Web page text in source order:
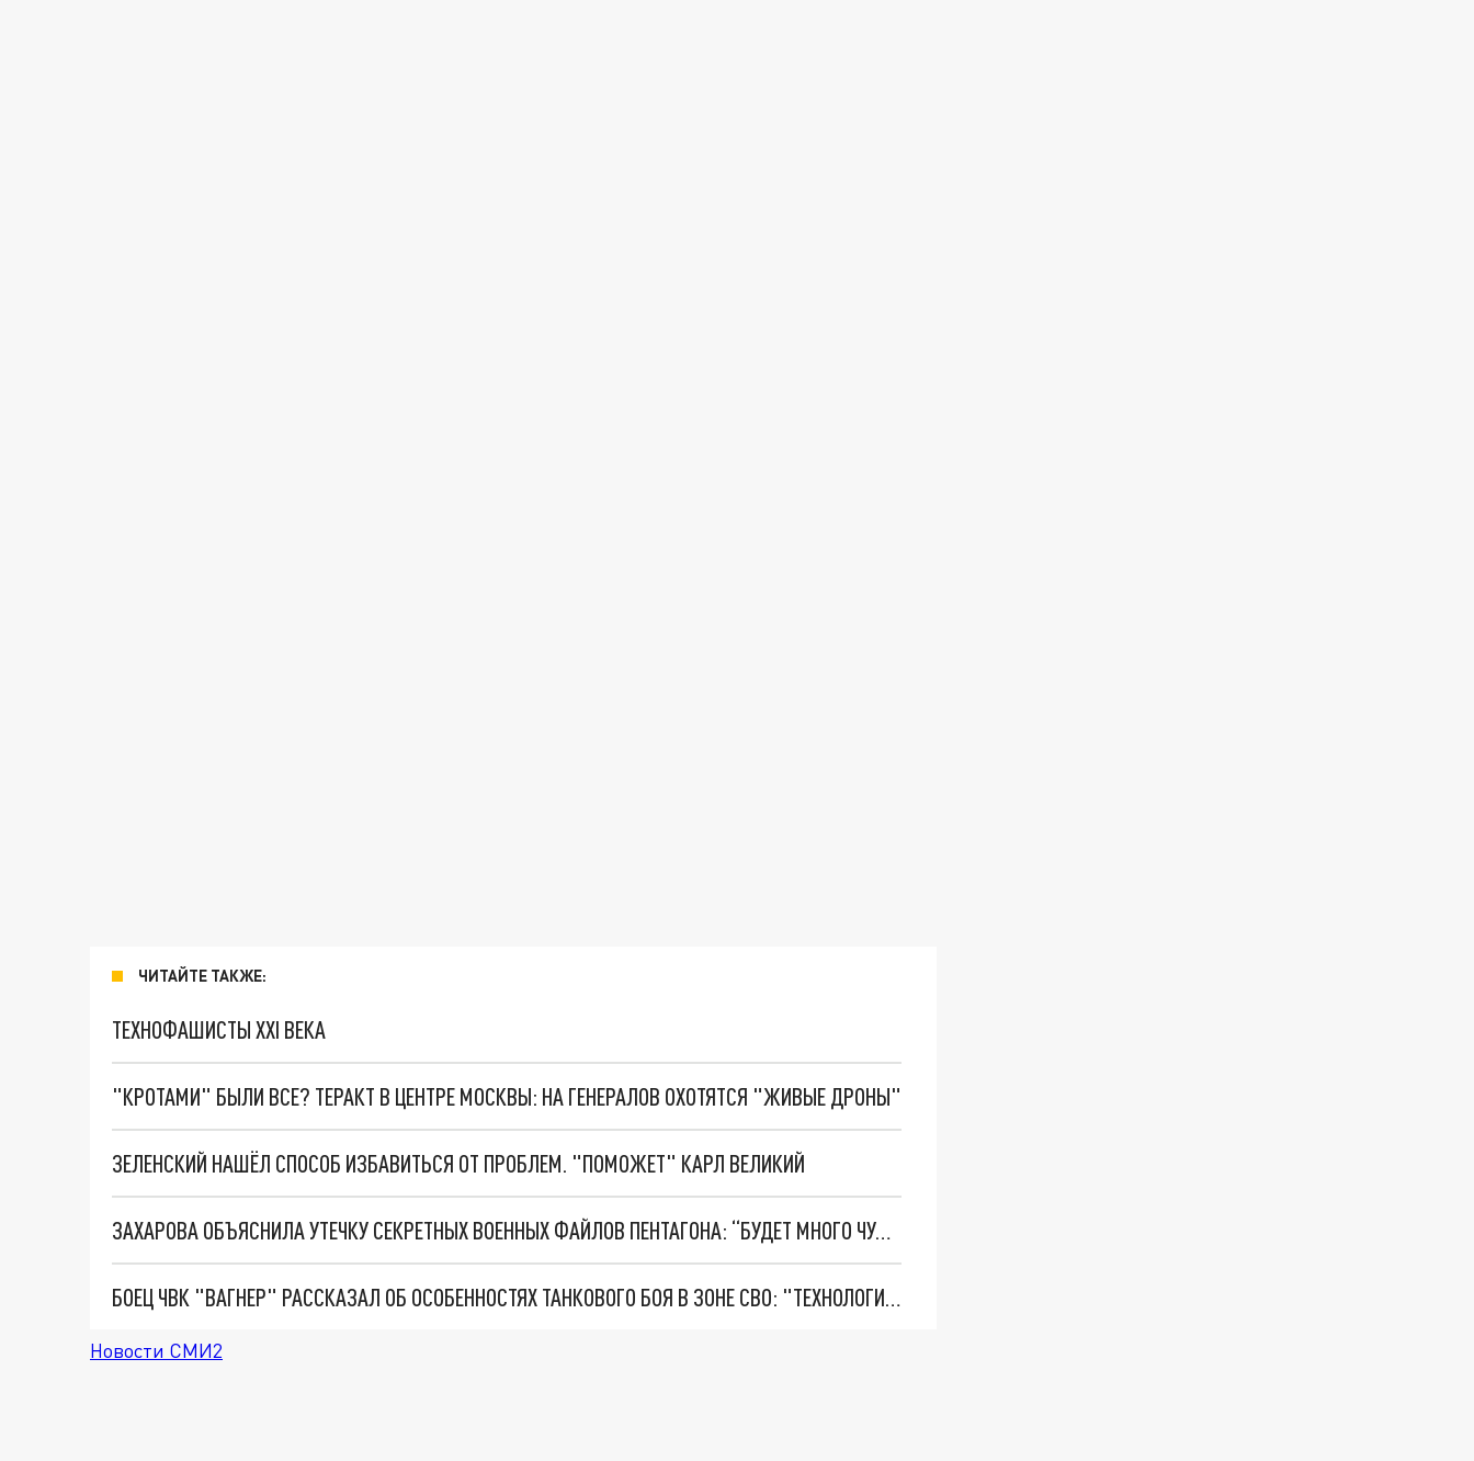
ЧИТАЙТЕ ТАКЖЕ:
ТЕХНОФАШИСТЫ XXI ВЕКА
"КРОТАМИ" БЫЛИ ВСЕ? ТЕРАКТ В ЦЕНТРЕ МОСКВЫ: НА ГЕНЕРАЛОВ ОХОТЯТСЯ "ЖИВЫЕ ДРОНЫ"
ЗЕЛЕНСКИЙ НАШЁЛ СПОСОБ ИЗБАВИТЬСЯ ОТ ПРОБЛЕМ. "ПОМОЖЕТ" КАРЛ ВЕЛИКИЙ
ЗАХАРОВА ОБЪЯСНИЛА УТЕЧКУ СЕКРЕТНЫХ ВОЕННЫХ ФАЙЛОВ ПЕНТАГОНА: “БУДЕТ МНОГО ЧУДНОГО”
БОЕЦ ЧВК "ВАГНЕР" РАССКАЗАЛ ОБ ОСОБЕННОСТЯХ ТАНКОВОГО БОЯ В ЗОНЕ СВО: "ТЕХНОЛОГИИ ИЗМЕНИЛИСЬ"
Новости СМИ2